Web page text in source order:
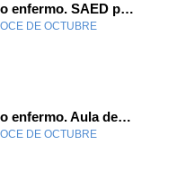
Atención alumnado enfermo. SAED primaria. José Nesh-Nash García
DE OCTUBRE
Atención alumnado enfermo. Aula dentro del hospital. Sara Martín Fernández.
DE OCTUBRE